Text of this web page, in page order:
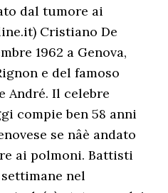
dal tumore ai
Cristiano De
1962 a Genova,
e del famoso
André. Il celebre
compie ben 58 anni
se nâè andato
ai polmoni. Battisti
nel